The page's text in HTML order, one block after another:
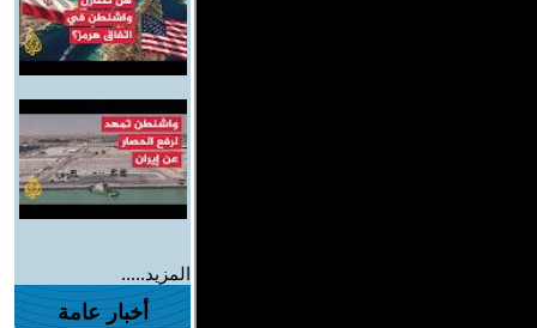
المزيد.....
أخبار عامة